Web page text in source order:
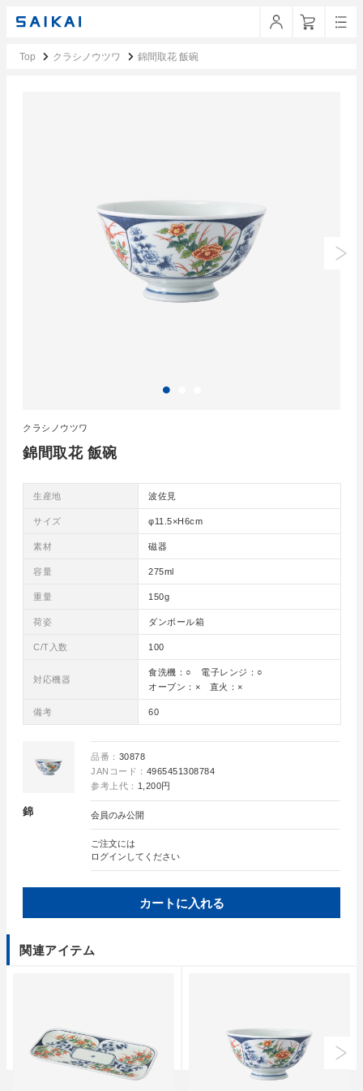
Top クラシノウツワ 錦間取花 飯碗
錦間取花 飯碗
クラシノウツワ
生産地 波佐見
サイズ φ11.5×H6cm
素材 磁器
容量 275ml
重量 150g
荷姿 ダンボール箱
C/T入数 100
対応機器
食洗機：○ 電子レンジ：○
オーブン：× 直火：×
備考 60
錦
品番： 30878
JANコード： 4965451308784
参考上代： 1,200円
会員のみ公開
ご注文には
ログイン してください
カートに入れる
関連アイテム